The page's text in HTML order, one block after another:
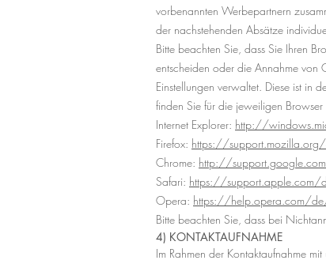
vorbenannten Werbepartnern
der nachstehenden Absätze
Bitte beachten Sie, dass Sie Ihren
entscheiden oder die Annahme von
Einstellungen verwaltet. Diese ist in
finden Sie für die jeweiligen Browser
Internet Explorer: http://
Firefox: https://
Chrome: http://
Safari: https://
Opera: https://help.opera.com/
Bitte beachten Sie, dass bei
4) KONTAKTAUFNAHME
Im Rahmen der Kontaktaufnahme